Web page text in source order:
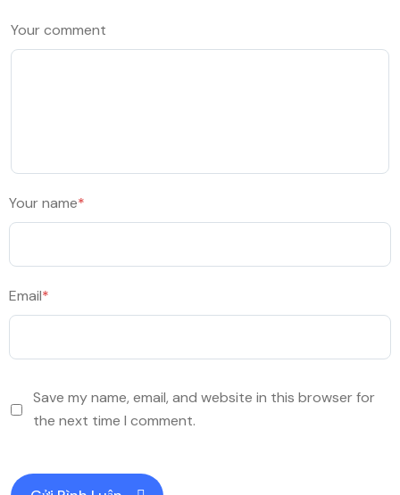
Your comment
Your name*
Email*
Save my name, email, and website in this browser for
the next time I comment.